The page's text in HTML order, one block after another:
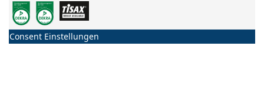
Consent Einstellungen